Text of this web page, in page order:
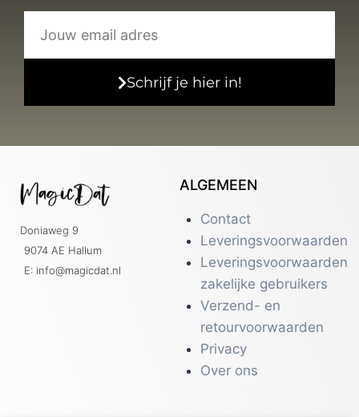
Schrijf je hier in!
Doniaweg 9
9074 AE Hallum
E: info@magicdat.nl
ALGEMEEN
Contact
Leveringsvoorwaarden
Leveringsvoorwaarden
zakelijke gebruikers
Verzend- en
retourvoorwaarden
Privacy
Over ons